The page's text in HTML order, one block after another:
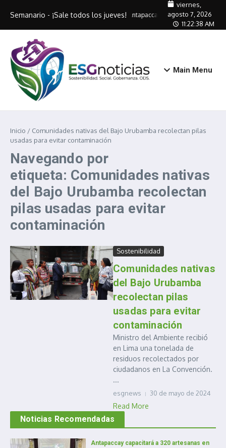
Semanario - ¡Sale todos los jueves!
Antapaccay capacitará a 320
viernes,
agosto 7, 2026
11:22:38 AM
Main Menu
Inicio / Comunidades nativas del Bajo Urubamba recolectan pilas
usadas para evitar contaminación
Navegando por
etiqueta: Comunidades nativas
del Bajo Urubamba recolectan
pilas usadas para evitar
contaminación
Sostenibilidad
Comunidades nativas
del Bajo Urubamba
recolectan pilas
usadas para evitar
contaminación
Ministro del Ambiente recibió
en Lima una tonelada de
residuos recolectados por
ciudadanos en La Convención.
...
esgnews 30 de mayo de 2024
Read More
Noticias Recomendadas
Antapaccay capacitará a 320 artesanas en